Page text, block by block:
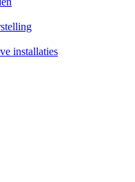
installaties